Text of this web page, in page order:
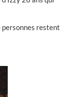
personnes restent